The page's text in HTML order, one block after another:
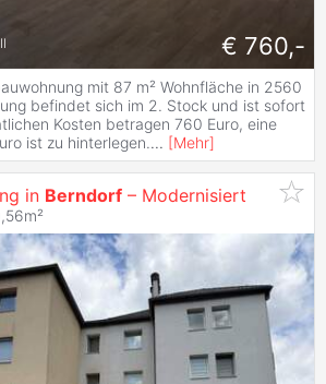
€ 760,-
mit 87 m² Wohnfläche in 2560
befindet sich im 2. Stock und ist sofort
Kosten betragen 760 Euro, eine
ist zu hinterlegen.... [Mehr]
in Berndorf – Modernisiert